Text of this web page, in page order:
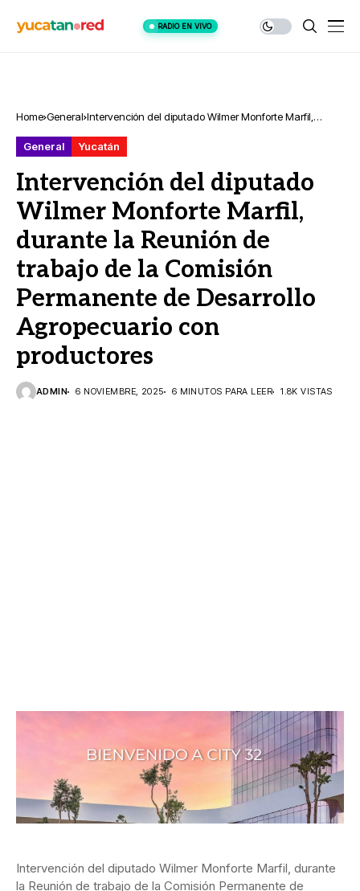
RADIO EN VIVO
Home General Intervención del diputado Wilmer Monforte Marfil,
Permanente de Desarrollo Agropecuario con
General Yucatán
Intervención del diputado
Wilmer Monforte Marfil,
durante la Reunión de
trabajo de la Comisión
Permanente de Desarrollo
Agropecuario con
productores
ADMIN 6 NOVIEMBRE, 2025 6 MINUTOS PARA LEER 1.8K VISTAS
Intervención del diputado Wilmer Monforte Marfil, durante
la Reunión de trabajo de la Comisión Permanente de